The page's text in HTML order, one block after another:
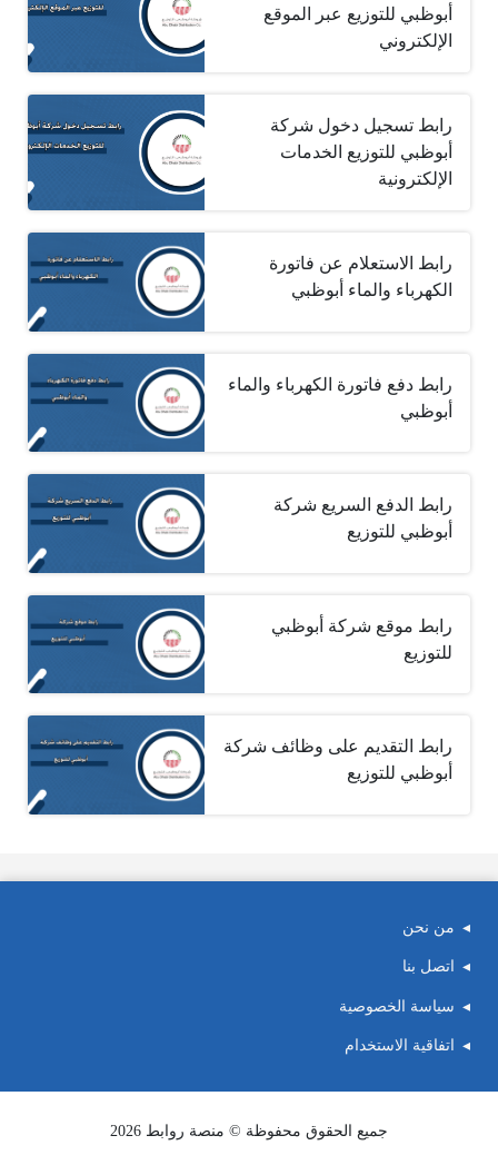
أبوظبي للتوزيع عبر الموقع
الإلكتروني
رابط تسجيل دخول شركة
أبوظبي للتوزيع الخدمات
الإلكترونية
رابط الاستعلام عن فاتورة
الكهرباء والماء أبوظبي
رابط دفع فاتورة الكهرباء والماء
أبوظبي
رابط الدفع السريع شركة
أبوظبي للتوزيع
رابط موقع شركة أبوظبي
للتوزيع
رابط التقديم على وظائف شركة
أبوظبي للتوزيع
من نحن
اتصل بنا
سياسة الخصوصية
اتفاقية الاستخدام
جميع الحقوق محفوظة © منصة روابط 2026